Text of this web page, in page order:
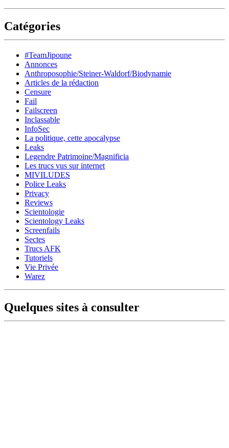
Catégories
#TeamJipoune
Annonces
Anthroposophie/Steiner-Waldorf/Biodynamie
Articles de la rédaction
Censure
Fail
Failscreen
Inclassable
InfoSec
La politique, cette apocalypse
Leaks
Legendre Patrimoine/Magnificia
Les trucs vus sur internet
MIVILUDES
Police Leaks
Privacy
Reviews
Scientologie
Scientology Leaks
Screenfails
Sectes
Trucs AFK
Tutoriels
Vie Privée
Warez
Quelques sites à consulter